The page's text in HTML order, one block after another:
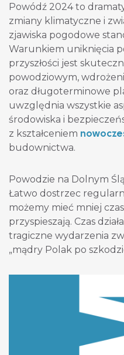
Powódź 2024 to
zmiany klimatyczne i
zjawiska pogodowe
Warunkiem uniknięcia
przyszłości jest
powodziowym,
oraz długoterminowe
uwzględnia wszystkie
środowiska i
z kształceniem
budownictwa.
Powodzie na Dolnym
Łatwo dostrzec
możemy mieć mniej
przyspieszają. Czas
tragiczne wydarzenia
„mądry Polak po